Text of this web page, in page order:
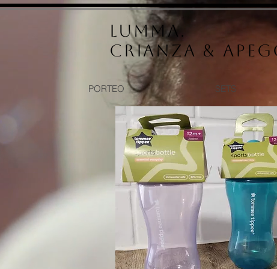
LUMMA.
Crianza &
PORTEO SETS